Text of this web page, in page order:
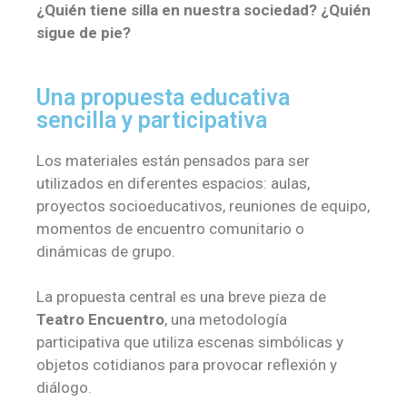
¿Quién tiene silla en nuestra sociedad? ¿Quién
sigue de pie?
Una propuesta educativa
sencilla y participativa
Los materiales están pensados para ser
utilizados en diferentes espacios: aulas,
proyectos socioeducativos, reuniones de equipo,
momentos de encuentro comunitario o
dinámicas de grupo.
La propuesta central es una breve pieza de
Teatro Encuentro, una metodología
participativa que utiliza escenas simbólicas y
objetos cotidianos para provocar reflexión y
diálogo.